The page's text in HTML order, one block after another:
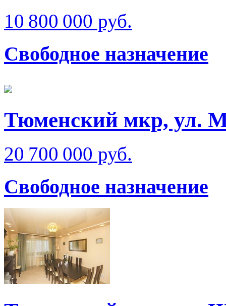
10 800 000 руб.
Свободное назначение
Тюменский мкр, ул.
20 700 000 руб.
Свободное назначение